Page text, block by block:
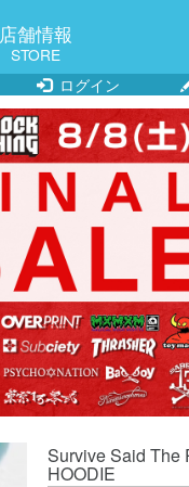
店舗情報
STORE
ログイン
Survive Said The
HOODIE